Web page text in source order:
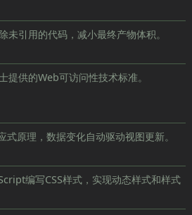
未引用的代码，减小最终产物体积。
提供的Web可访问性技术标准。
式原理，数据变化自动驱动视图更新。
编写CSS样式，实现动态样式和样式